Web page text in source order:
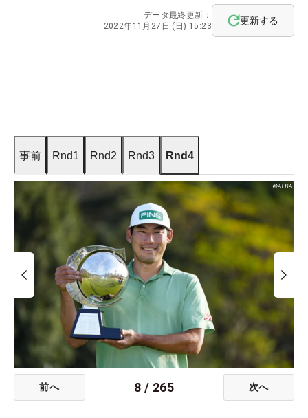
データ最終更新：
2022年11月27日 (日) 15:23
更新する
事前 Rnd1 Rnd2 Rnd3 Rnd4
前へ 8 / 265 次へ